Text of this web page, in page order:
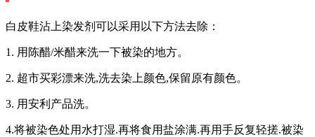
白皮鞋沾上染发剂可以采用以下方法去除：
1. 用陈醋/米醋来洗一下被染的地方。
2. 超市买彩漂来洗,洗去染上颜色,保留原有颜色。
3. 用安利产品洗。
4.将被染色处用水打湿.再将食用盐涂满.再用手反复轻搓.被染